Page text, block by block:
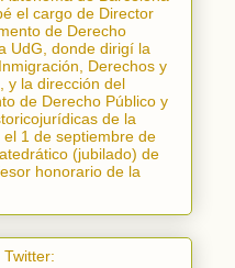
el cargo de Director
de Derecho
UdG, donde dirigí la
Derechos y
, y la dirección del
de Derecho Público y
de la
el 1 de septiembre de
(jubilado) de
honorario de la